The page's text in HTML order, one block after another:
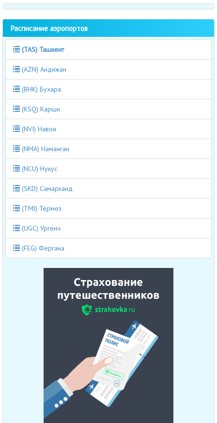
Расписание аэропортов
(TAS) Ташкент
(AZN) Андижан
(BHK) Бухара
(KSQ) Карши
(NVI) Навои
(NMA) Наманган
(NCU) Нукус
(SKD) Самарканд
(TMJ) Термез
(UGC) Ургенч
(FEG) Фергана